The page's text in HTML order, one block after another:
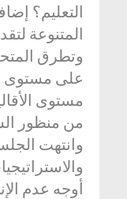
التعليم؟
المتنوعة
وتطرق
على مستوى
مستوى
من منظور
وانتهت
أوجه عدم